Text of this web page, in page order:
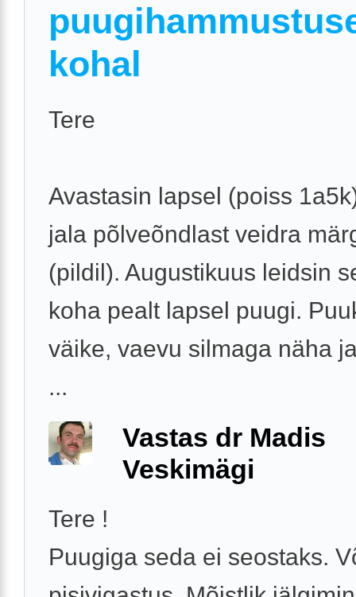
kohal
Tere
Avastasin lapsel (poiss
jala põlveõndlast veidra
(pildil). Augustikuus leidsin
koha pealt lapsel puugi.
väike, vaevu silmaga näha
...
Vastas dr Madis
Veskimägi
Tere !
Puugiga seda ei seostaks.